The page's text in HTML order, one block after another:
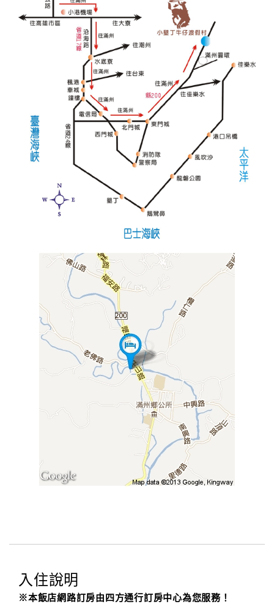
入住說明
※本飯店網路訂房由四方通行訂房中心為您服務！